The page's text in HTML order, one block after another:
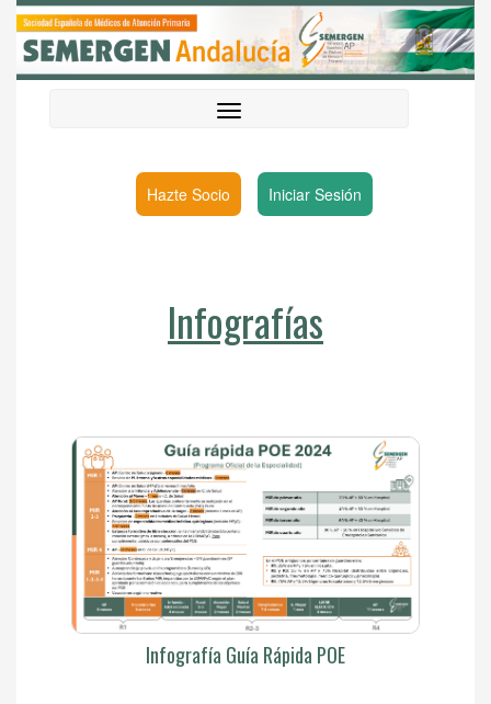
Hazte Socio Iniciar Sesión
Infografías
Infografía Guía Rápida POE